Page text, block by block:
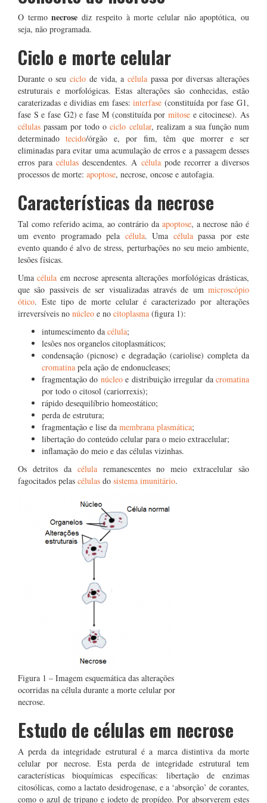
O termonecrose diz respeito à morte celular não apoptótica, ou
seja, não programada.
Ciclo e morte celular
Durante o seuciclo de vida, acélula passa por diversas alterações
estruturais e morfológicas. Estas alterações são conhecidas, estão
caraterizadas e dividias em fases:interfase(constituída por fase G1,
fase S e fase G2) e fase M (constituída por mitose e citocinese). As
célulaspassam por todo ociclo celular, realizam a sua função num
determinadotecido/órgão e, por fim, têm que morrer e ser
eliminadas para evitar uma acumulação de erros e a passagem desses
erros paracélulasdescendentes. A célula pode recorrer a diversos
processos de morte: apoptose, necrose, oncose e autofagia.
Características da necrose
Tal como referido acima, ao contrário da apoptose, a necrose não é
um evento programado pela célula. Uma célulapassa por este
evento quando é alvo de stress, perturbações no seu meio ambiente,
lesões físicas.
Umacélula em necrose apresenta alterações morfológicas drásticas,
que são passiveis de ser visualizadas através de um microscópio
ótico. Este tipo de morte celular é caracterizado por alterações
irreversíveis no núcleo e no citoplasma (figura 1):
intumescimento da célula;
lesões nos organelos citoplasmáticos;
condensação (picnose) e degradação (cariolise) completa da
cromatina pela ação de endonucleases;
fragmentação do núcleoe distribuição irregular dacromatina
por todo o citosol (cariorrexis);
rápido desequilíbrio homeostático;
perda de estrutura;
fragmentação e lise da membrana plasmática;
libertação do conteúdo celular para o meio extracelular;
inflamação do meio e das células vizinhas.
Os detritos da célula remanescentes no meio extracelular são
fagocitados pelas células do sistema imunitário.
Figura 1 – Imagem esquemática das alterações
ocorridas na célula durante a morte celular por
necrose.
Estudo de células em necrose
A perda da integridade estrutural é a marca distintiva da morte
celular por necrose. Esta perda de integridade estrutural tem
características bioquímicas específicas: libertação de enzimas
citosólicas, como a lactato desidrogenase, e a ‘absorção’ de corantes,
como o azul de tripano e iodeto de propídeo. Por absorverem estes